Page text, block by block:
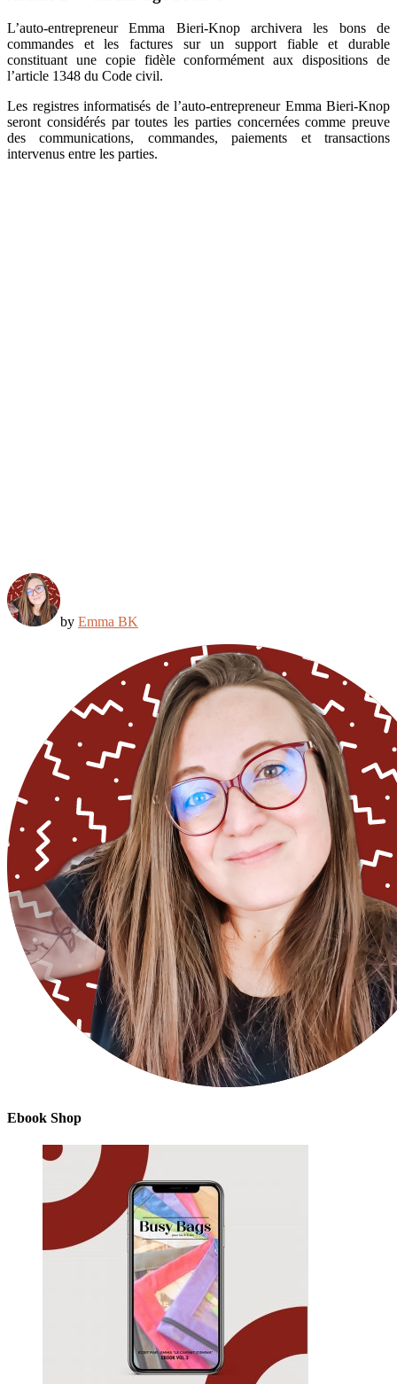
L’auto-entrepreneur Emma Bieri-Knop archivera les bons de
commandes et les factures sur un support fiable et durable
constituant une copie fidèle conformément aux dispositions de
l’article 1348 du Code civil.
Les registres informatisés de l’auto-entrepreneur Emma Bieri-Knop
seront considérés par toutes les parties concernées comme preuve
des communications, commandes, paiements et transactions
intervenus entre les parties.
by Emma BK
Ebook Shop